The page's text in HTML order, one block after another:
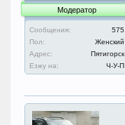
Модератор
Сообщения:
575
Пол:
Женский
Адрес:
Пятигорск
Езжу на:
Ч-У-П